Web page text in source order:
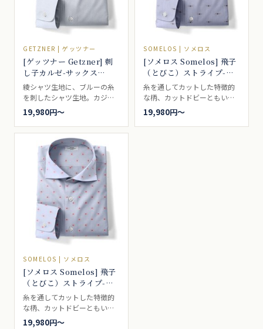
GETZNER | ゲッツナー
[ゲッツナー Getzner] 刺
し子カルゼ-サックス
#6818
綾シャツ生地に、ブルーの糸
を刺したシャツ生地。カジュ
アルシャツ向き。
19,980円〜
SOMELOS | ソメロス
[ソメロス Somelos] 飛子
（とびこ）ストライプ-ブ
ルーベース×ブラック
#3019
糸を通してカットした特徴的
な柄、カットドビーともい
う。ブルーのストライプに、
黒のカット柄。カジュアルシ
ャツ向き。
19,980円〜
SOMELOS | ソメロス
[ソメロス Somelos] 飛子
（とびこ）ストライプ-ブ
ルーベース×オレンジ
#3020
糸を通してカットした特徴的
な柄、カットドビーともい
う。ピンストライプにオレン
19,980円〜